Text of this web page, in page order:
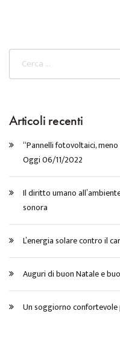
Articoli recenti
“Pannelli fotovoltaici,
Oggi 06/11/2022
Il diritto umano
sonora
L’energia solare contro il
Auguri di buon Natale e
Un soggiorno